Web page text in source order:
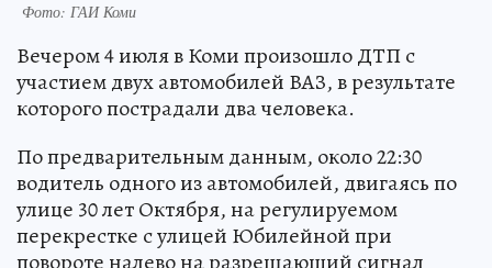
Фото: ГАИ Коми
Вечером 4 июля в Коми произошло ДТП с
участием двух автомобилей ВАЗ, в результате
которого пострадали два человека.
По предварительным данным, около 22:30
водитель одного из автомобилей, двигаясь по
улице 30 лет Октября, на регулируемом
перекрестке с улицей Юбилейной при
повороте налево на разрешающий сигнал